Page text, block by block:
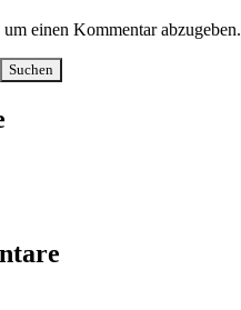
um einen Kommentar abzugeben.